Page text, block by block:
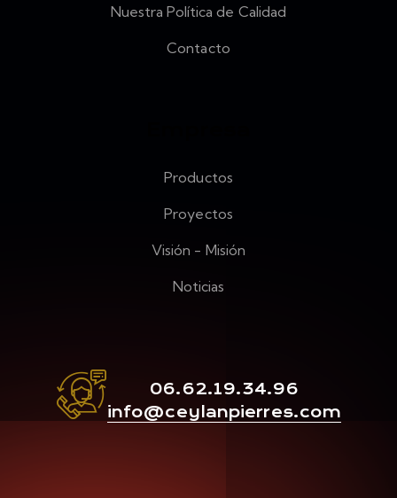
Nuestra Política de Calidad
Contacto
Productos
Proyectos
Visión - Misión
Noticias
06.62.19.34.96
info@ceylanpierres.com